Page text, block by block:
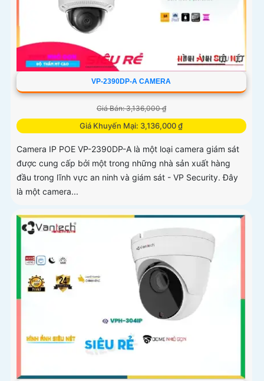
VP-2390DP-A CAMERA
Giá Bán: 3,136,000 ₫
Giá Khuyến Mại: 3,136,000 ₫
Camera IP POE VP-2390DP-A là một loại camera giám sát
được cung cấp bởi một trong những nhà sản xuất hàng
đầu trong lĩnh vực an ninh và giám sát - VP Security. Đây
là một camera...